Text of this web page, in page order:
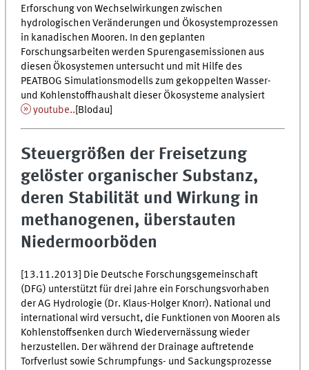
Erforschung von Wechselwirkungen zwischen
hydrologischen Veränderungen und Ökosystemprozessen
in kanadischen Mooren. In den geplanten
Forschungsarbeiten werden Spurengasemissionen aus
diesen Ökosystemen untersucht und mit Hilfe des
PEATBOG Simulationsmodells zum gekoppelten Wasser-
und Kohlenstoffhaushalt dieser Ökosysteme analysiert
youtube..[Blodau]
Steuergrößen der Freisetzung
gelöster organischer Substanz,
deren Stabilität und Wirkung in
methanogenen, überstauten
Niedermoorböden
[13.11.2013] Die Deutsche Forschungsgemeinschaft
(DFG) unterstützt für drei Jahre ein Forschungsvorhaben
der AG Hydrologie (Dr. Klaus-Holger Knorr). National und
international wird versucht, die Funktionen von Mooren als
Kohlenstoffsenken durch Wiedervernässung wieder
herzustellen. Der während der Drainage auftretende
Torfverlust sowie Schrumpfungs- und Sackungsprozesse